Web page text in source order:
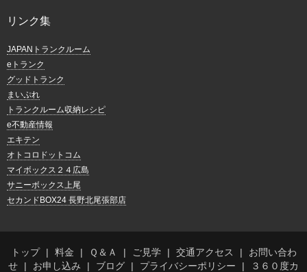
リンク集
JAPANトランクルーム
eトランク
グッドトランク
まいぷれ
トランクルーム収納レシピ
e不動産情報
エキテン
オトコロドットコム
マイボックス２４広島
サニーボックス上尾
セカンドBOX24 長野北尾張部店
トップ 料金 Ｑ＆Ａ ご見学 交通アクセス
お問い合わ
せ
お申し込み ブログ プライバシーポリシー ３６０度カ